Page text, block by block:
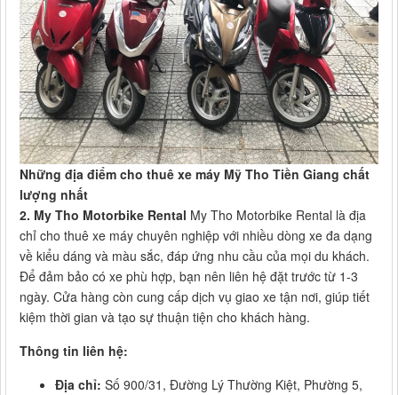
Những địa điểm cho thuê xe máy Mỹ Tho Tiền Giang chất
lượng nhất
2. My Tho Motorbike Rental My Tho Motorbike Rental là địa
chỉ cho thuê xe máy chuyên nghiệp với nhiều dòng xe đa dạng
về kiểu dáng và màu sắc, đáp ứng nhu cầu của mọi du khách.
Để đảm bảo có xe phù hợp, bạn nên liên hệ đặt trước từ 1-3
ngày. Cửa hàng còn cung cấp dịch vụ giao xe tận nơi, giúp tiết
kiệm thời gian và tạo sự thuận tiện cho khách hàng.
Thông tin liên hệ:
Địa chỉ: Số 900/31, Đường Lý Thường Kiệt, Phường 5,